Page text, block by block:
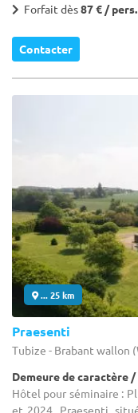
Forfait dès87 € / pers.
Contacter
... 25 km
Praesenti
Tubize - Brabant wallon
Demeure de caractère
Hôtel pour séminaire :
et 2024. Praesenti,